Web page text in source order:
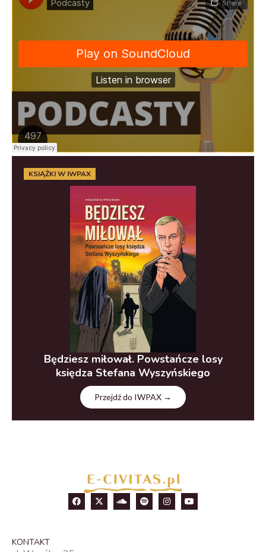
KSIĄŻKI W IWPAX
Będziesz miłował. Powstańcze losy
księdza Stefana Wyszyńskiego
Przejdź do IWPAX →
KONTAKT